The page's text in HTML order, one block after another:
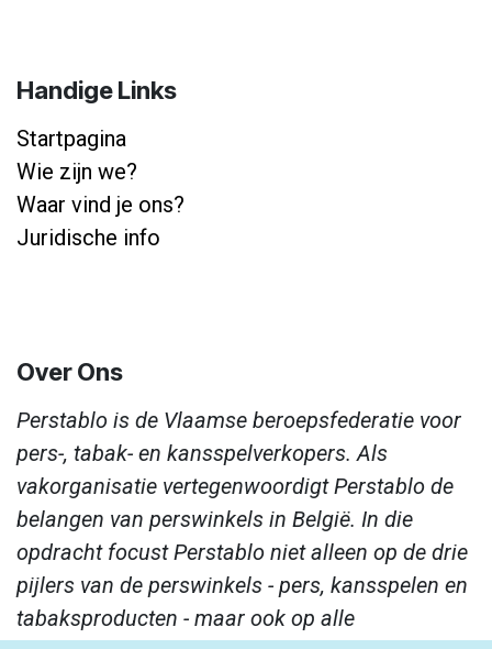
Handige Links
Startpagina
Wie zijn we?
Waar vind je ons?
Juridische info
Over Ons
Perstablo is de Vlaamse beroepsfederatie voor
pers-, tabak- en kansspelverkopers. Als
vakorganisatie vertegenwoordigt Perstablo de
belangen van perswinkels in België. In die
opdracht focust Perstablo niet alleen op de drie
pijlers van de perswinkels - pers, kansspelen en
tabaksproducten - maar ook op alle